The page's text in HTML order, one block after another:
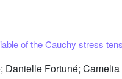
of the Cauchy stress
Danielle Fortuné; Camelia